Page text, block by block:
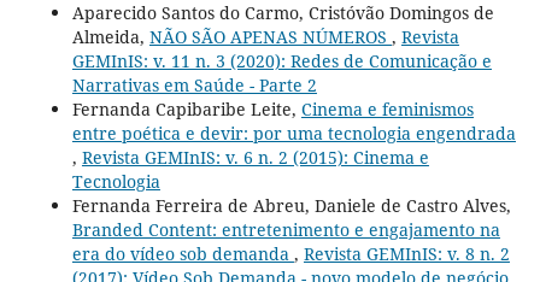
Aparecido Santos do Carmo, Cristóvão Domingos de
Almeida, NÃO SÃO APENAS NÚMEROS , Revista
GEMInIS: v. 11 n. 3 (2020): Redes de Comunicação e
Narrativas em Saúde - Parte 2
Fernanda Capibaribe Leite, Cinema e feminismos
entre poética e devir: por uma tecnologia engendrada
, Revista GEMInIS: v. 6 n. 2 (2015): Cinema e
Tecnologia
Fernanda Ferreira de Abreu, Daniele de Castro Alves,
Branded Content: entretenimento e engajamento na
era do vídeo sob demanda , Revista GEMInIS: v. 8 n. 2